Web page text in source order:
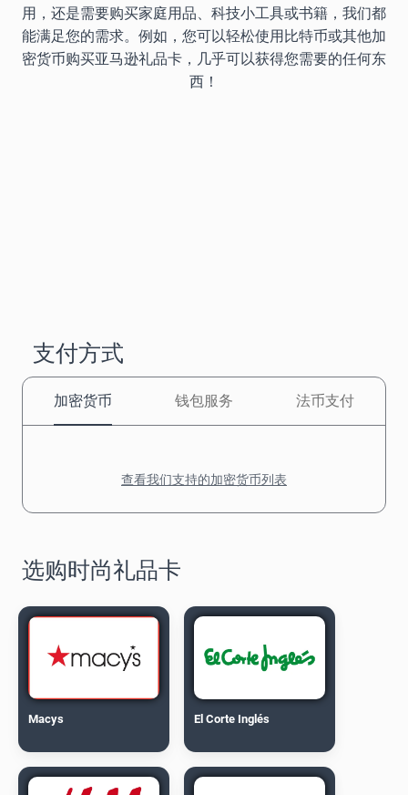
用，还是需要购买家庭用品、科技小工具或书籍，我们都
能满足您的需求。例如，您可以轻松使用比特币或其他加
密货币购买亚马逊礼品卡，几乎可以获得您需要的任何东
西！
支付方式
加密货币 钱包服务 法币支付
查看我们支持的加密货币列表
选购时尚礼品卡
Macys El Corte Inglés